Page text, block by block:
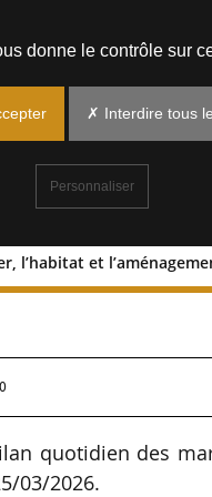
l’habitat et
quotidien des
03/2026.
donne le contrôle sur
✗ Interdire tous
Personnaliser